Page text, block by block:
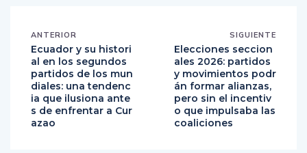
ANTERIOR
Ecuador y su histori
al en los segundos
partidos de los mun
diales: una tendenc
ia que ilusiona ante
s de enfrentar a Cur
azao
SIGUIENTE
Elecciones seccion
ales 2026: partidos
y movimientos podr
án formar alianzas,
pero sin el incentiv
o que impulsaba las
coaliciones